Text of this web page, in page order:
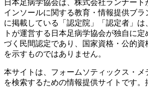
日本足病学協会は、株式会社ランナート
インソールに関する教育・情報提供ブラ
に掲載している「認定院」「認定者」は
トが運営する日本足病学協会が独自に
づく民間認定であり、国家資格・公的資
を示すものではありません。
本サイトは、フォームソティックス・メ
を検索するための情報提供サイトです